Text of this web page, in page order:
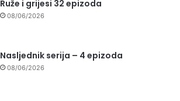
Ruže i grijesi 32 epizoda
08/06/2026
Nasljednik serija – 4 epizoda
08/06/2026